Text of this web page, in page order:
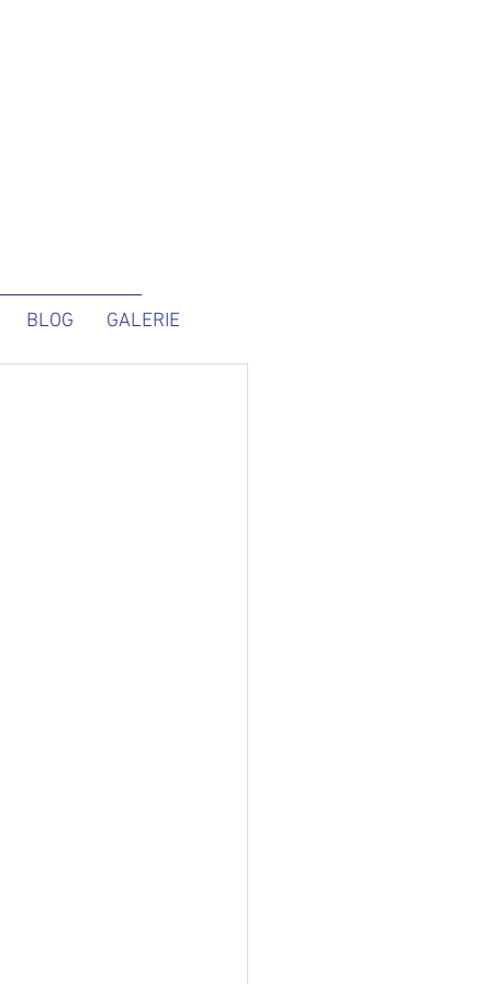
BLOG GALERIE